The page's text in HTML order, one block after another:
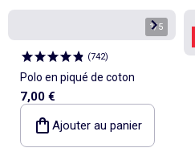
1/5
(742)
Polo en piqué de coton
7,00 €
Ajouter au panier